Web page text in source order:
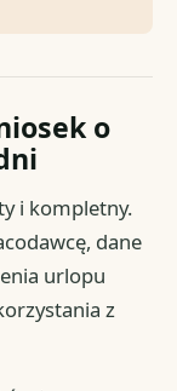
o
i kompletny.
dane
urlopu
z